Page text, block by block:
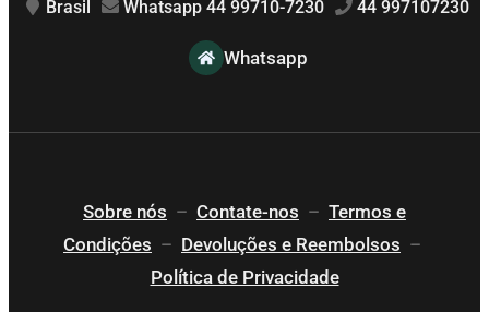
Brasil Whatsapp 44 99710-7230 44 997107230
Whatsapp
Sobre nós – Contate-nos – Termos e
Condições – Devoluções e Reembolsos –
Política de Privacidade